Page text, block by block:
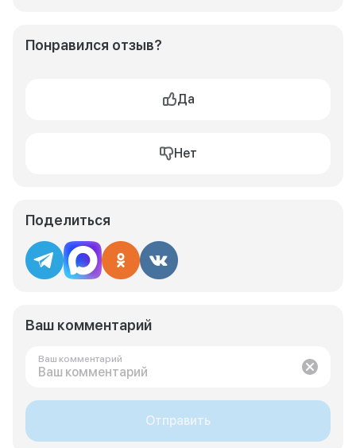
Понравился отзыв?
Да
Нет
Поделиться
Ваш комментарий
Ваш комментарий
Отправить